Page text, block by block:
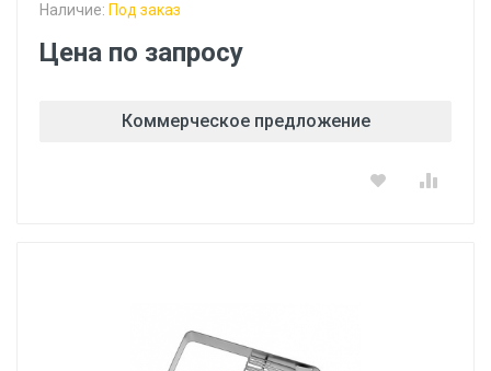
Наличие: Под заказ
Цена по запросу
Коммерческое предложение